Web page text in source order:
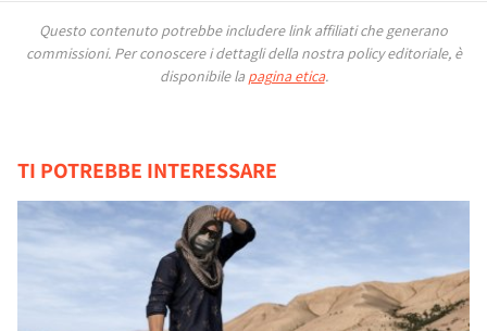
Questo contenuto potrebbe includere link affiliati che generano
commissioni. Per conoscere i dettagli della nostra policy editoriale, è
disponibile la pagina etica.
TI POTREBBE INTERESSARE